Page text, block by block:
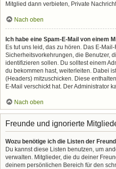
Mitglied dann verbieten, Private
Nach oben
Ich habe eine Spam-E-Mail von einem
Es tut uns leid, das zu hören. Das E-
Sicherheitsvorkehrungen, die Benutzer,
identifizieren sollen. Du solltest einem
du bekommen hast, weiterleiten. Dabei
(Headers) mitzuschicken. Diese
E-Mail verschickt hat. Der Administrator
Nach oben
Freunde und ignorierte
Wozu benötige ich die Listen der
Du kannst diese Listen benutzen, um
verwalten. Mitglieder, die du deiner
deinem persönlichen Bereich für den